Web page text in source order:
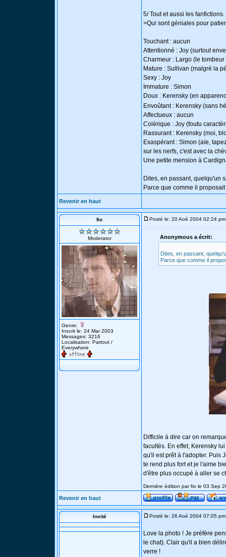
5/ Tout et aussi les fanfictions.
>Qui sont géniales pour
Touchant : aucun
Attentionné : Joy (surtout
Charmeur : Largo (le
Mature : Sullivan (malgré la
Sexy : Joy
Immature : Simon
Doux : Kerensky (en
Envoûtant : Kerensky (sans
Affectueux : aucun
Colérique : Joy (foutu
Rassurant : Kerensky (moi,
Exaspérant : Simon (aïe,
sur les nerfs, c'est avec la
Une petite mension à
Dites, en passant, quelqu'un
Parce que comme il
Revenir en haut
fio
Moderator
Genre:
Inscrit le: 24 Mar 2003
Messages: 3216
Localisation: Partout /
Everywhere
Posté le: 20 Aoé 2004 02:24 pm
Anonymous a écrit:
Dites, en passant,
Parce que comme il
Difficile à dire car on
facultés. En effet, Kerensky
qu'il est prêt à l'adopter. Puis
te rend plus fort et je l'aime
d'être plus occupé à aller se
Derniére édition par fio le 03 Sep
Revenir en haut
Invité Posté le: 26 Aoé 2004 07:05 pm
Love la photo ! Je préfère
le chat). Clair qu'il a bien
verre !